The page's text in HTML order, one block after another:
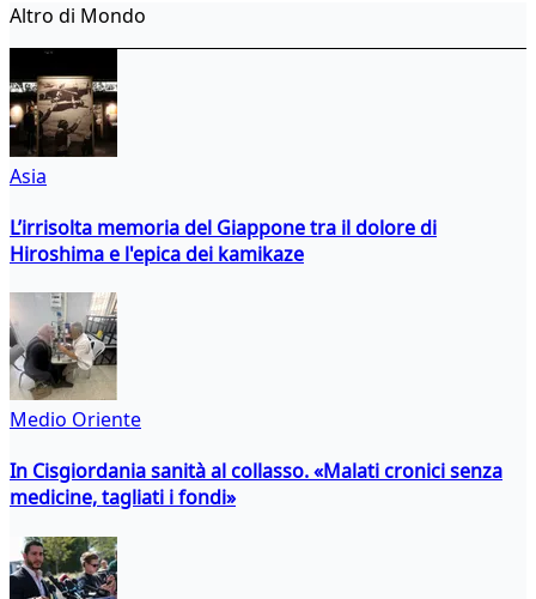
Altro di Mondo
Asia
L’irrisolta memoria del Giappone tra il dolore di
Hiroshima e l'epica dei kamikaze
Medio Oriente
In Cisgiordania sanità al collasso. «Malati cronici senza
medicine, tagliati i fondi»